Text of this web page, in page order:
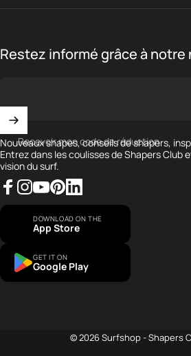
Restez informé grâce à
Recevoir mon code de réduction
Nouveaux shapes, conseils de shapers,
Entrez dans les coulisses de Shapers
vision du surf.
Facebook
Instagram
YouTube
Pinterest
LinkedIn
DOWNLOAD ON THE
App Store
GET IT ON
Google Play
© 2026 Surfshop - Shapers